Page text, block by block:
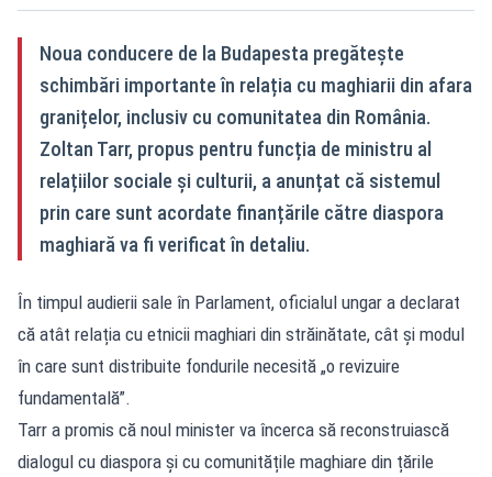
Noua conducere de la Budapesta pregătește
schimbări importante în relația cu maghiarii din afara
granițelor, inclusiv cu comunitatea din România.
Zoltan Tarr, propus pentru funcția de ministru al
relațiilor sociale și culturii, a anunțat că sistemul
prin care sunt acordate finanțările către diaspora
maghiară va fi verificat în detaliu.
În timpul audierii sale în Parlament, oficialul ungar a declarat
că atât relația cu etnicii maghiari din străinătate, cât și modul
în care sunt distribuite fondurile necesită „o revizuire
fundamentală”.
Tarr a promis că noul minister va încerca să reconstruiască
dialogul cu diaspora și cu comunitățile maghiare din țările